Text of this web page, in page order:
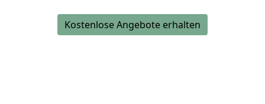
Kostenlose Angebote erhalten